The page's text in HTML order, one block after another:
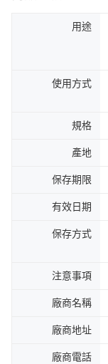
用途
使用方式
規格
產地
保存期限
有效日期
保存方式
注意事項
廠商名稱
廠商地址
廠商電話